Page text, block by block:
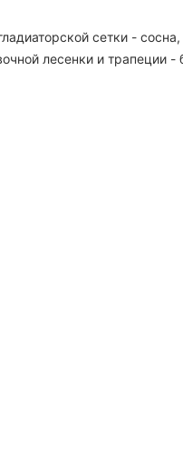
сетки - сосна,
лесенки и трапеции -